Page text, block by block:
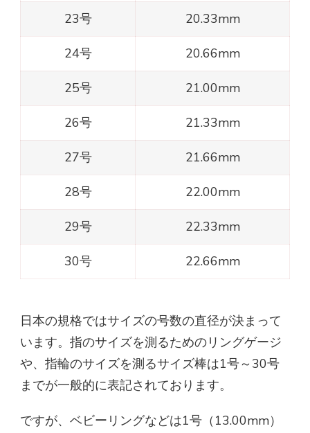
23号 20.33mm
24号 20.66mm
25号 21.00mm
26号 21.33mm
27号 21.66mm
28号 22.00mm
29号 22.33mm
30号 22.66mm
日本の規格ではサイズの号数の直径が決まって
います。指のサイズを測るためのリングゲージ
や、指輪のサイズを測るサイズ棒は1号～30号
までが一般的に表記されております。
ですが、ベビーリングなどは1号（13.00mm）